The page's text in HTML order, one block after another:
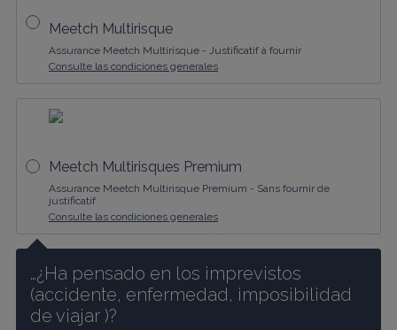
Meetch Multirisque
Assurance Meetch Multirisque - Justificatif à fournir
Consulte las condiciones generales
Meetch Multirisques Premium
Assurance Meetch Multirisque Premium - Sans fournir de
justificatif
Consulte las condiciones generales
…¿Ha pensado en los imprevistos
(accidente, enfermedad, imposibilidad
de viajar )?